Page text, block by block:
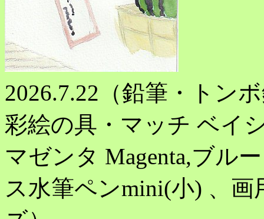
2026.7.22（鉛筆・トン
彩絵の具・マッチ ベイ
マゼンタ Magenta,ブル
ス水筆ペンmini(小) 、画